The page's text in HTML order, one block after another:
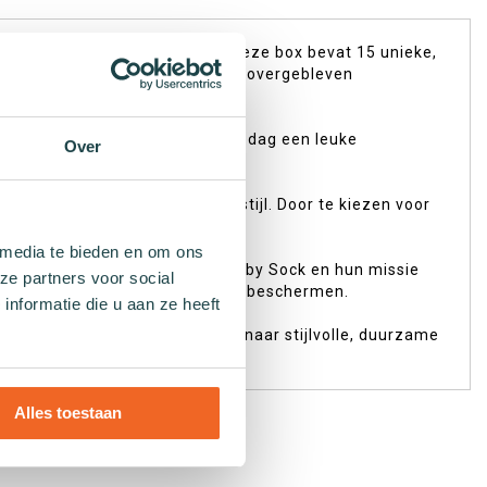
Over
te bieden en om ons
partners voor social
die u aan ze heeft
Alles toestaan
Box precies wat je zoekt! Deze box bevat 15 unieke,
De sokken zijn afkomstig uit overgebleven
Zo wordt aankleden elke dag een leuke
niet hetzelfde zijn.
bieden optimaal comfort en stijl. Door te kiezen voor
opbrengst ondersteunt Sock by Sock en hun missie
ook mee onze planeet te beschermen.
keuze voor wie op zoek is naar stijlvolle, duurzame